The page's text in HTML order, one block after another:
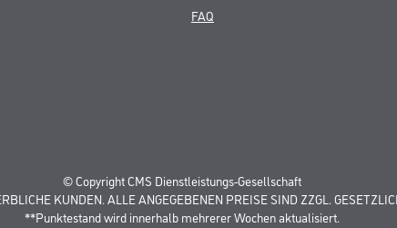
FAQ
© Copyright CMS Dienstleistungs-Gesellschaft
KUNDEN. ALLE ANGEGEBENEN PREISE SIND ZZGL.
**Punktestand wird innerhalb mehrerer Wochen aktualisiert.